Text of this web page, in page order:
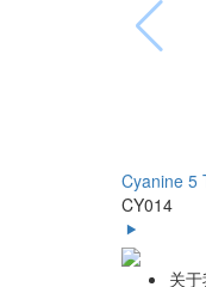
Cyanine 5
CY014
关